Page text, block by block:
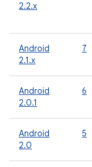
2.2.x
Android
2.1.x
7
Android
2.0.1
6
Android
2.0
5